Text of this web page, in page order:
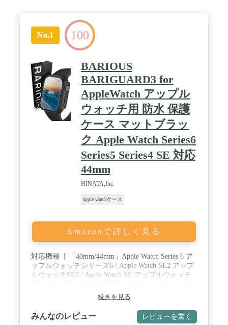
No.1 100
BARIOUS
BARIGUARD3 for
AppleWatch アップル
ウォッチ用 防水 保護
ケース マットブラッ
ク Apple Watch Series6
Series5 Series4 SE 対応
44mm
HINATA,Inc.
apple watchケース
Amazonで詳しく見る
対応機種 ▏「40mm/44mm」Apple Watch Series 6 ア
ップルウォッチシリーズ6 / Apple Watch SE2 アップ
ルウォッチSE2 / Apple Watch SE アップルウォッチ
5 / Apple Watch Series 4 アップルウォッチシリーズ4
対応するサイズをお選びください。Apple Watch
Edition ホワイトセラミックは対応外です。ご使用モ
デルのサイズは本体裏面に刻印がございます。ご確
続きを見る
みんなのレビュー レビューを書く